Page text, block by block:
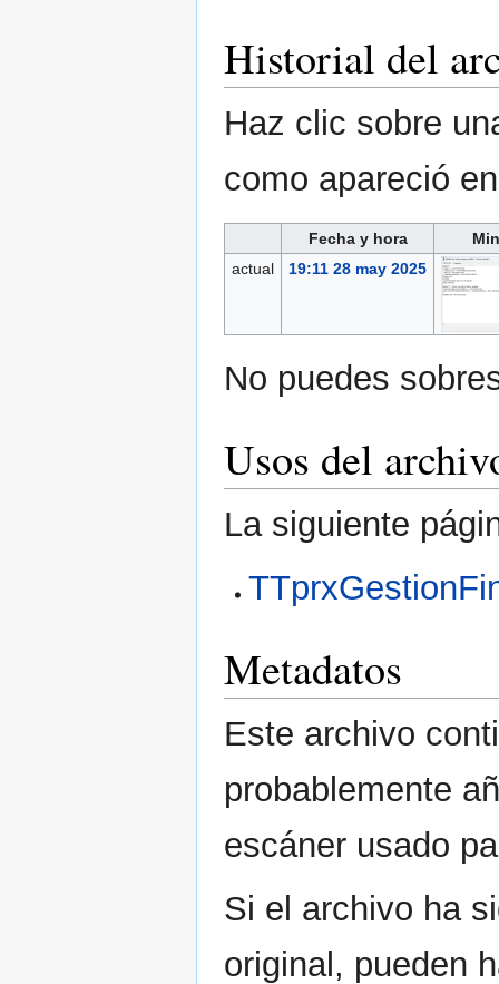
Historial del
Haz clic sobre
como apareció
Fecha y hora
actual
19:11 28 may 2025
No puedes
Usos del
La siguiente
Metadatos
Este archivo
probablemente
escáner usado
Si el archivo ha
original, pueden